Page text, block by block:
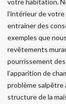
votre habitation.
l’intérieur de
entrainer des
exemples que
revêtements
pourrissement
l’apparition de
problème salpêtre
structure de la